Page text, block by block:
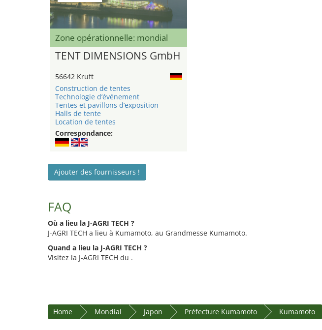
Zone opérationnelle: mondial
TENT DIMENSIONS GmbH
56642 Kruft
Construction de tentes
Technologie d’événement
Tentes et pavillons d’exposition
Halls de tente
Location de tentes
Correspondance:
Ajouter des fournisseurs !
FAQ
Où a lieu la J-AGRI TECH ?
J-AGRI TECH a lieu à Kumamoto, au Grandmesse Kumamoto.
Quand a lieu la J-AGRI TECH ?
Visitez la J-AGRI TECH du .
Home Mondial Japon Préfecture Kumamoto Kumamoto